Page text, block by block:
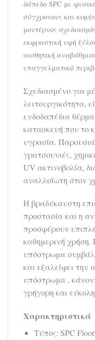
δάπεδο SPC με
σύγχρονους και
μοντέρνος
εκφραστική υφή
αισθητική
επαγγελματικό
Σχεδιασμένο για
λειτουργικότητα,
ενδοδαπέδια
κατασκευή που το
υγρασία.
γρατσουνιές,
UV ακτινοβολία,
αναλλοίωτη στον
Η βραδύκαυστη
προστασία και η
προσφέρουν
καθημερινή
υπόστρωμα
και εξαλείφει την
υπόστρωμα ,
γρήγορη και
Χαρακτηριστικά
Τύπος: SPC